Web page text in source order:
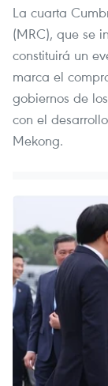
La cuarta
(MRC), que se
constituirá un
marca el
gobiernos de
con el
Mekong.